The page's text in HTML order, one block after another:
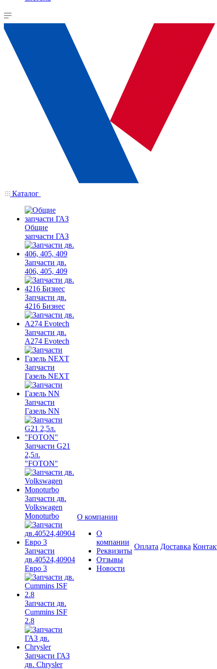
Каталог
Общие
запчасти ГАЗ
Запчасти дв.
406, 405, 409
Запчасти дв.
4216 Бизнес
Запчасти дв.
A274 Evotech
Запчасти
Газель NEXT
Запчасти
Газель NN
Запчасти G21
2,5л.
"FOTON"
Запчасти дв.
Volkswagen
Monoturbo
Запчасти
дв.40524,40904
Евро 3
Запчасти дв.
Cummins ISF
2.8
Запчасти ГАЗ
дв. Chrysler
О компании
О
компании
Реквизиты
Отзывы
Новости
Оплата Доставка